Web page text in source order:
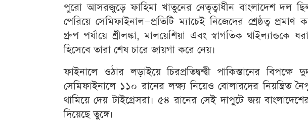
পুরো আসরজুড়ে ফাহিমা খাতুনের নেতৃত্বাধীন বাংলাদেশ দল
পেরিয়ে সেমিফাইনাল—প্রতিটি ম্যাচেই নিজেদের শ্রেষ্ঠত্ব
গ্রুপ পর্যায়ে শ্রীলঙ্কা, মালয়েশিয়া এবং স্বাগতিক থাইল্যান্ডকে
হিসেবে তারা শেষ চারে জায়গা করে নেয়।
ফাইনালে ওঠার লড়াইয়ে চিরপ্রতিদ্বন্দ্বী পাকিস্তানের
সেমিফাইনালে ১১০ রানের লক্ষ্য নিয়েও বোলারদের নিয়ন্ত্রিত
থামিয়ে দেয় টাইগ্রেসরা। ৫৪ রানের সেই দাপুটে জয়
দিয়েছে তুঙ্গে।